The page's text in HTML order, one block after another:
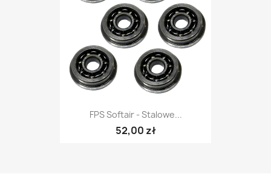
FPS Softair - Stalowe...
52,00 zł